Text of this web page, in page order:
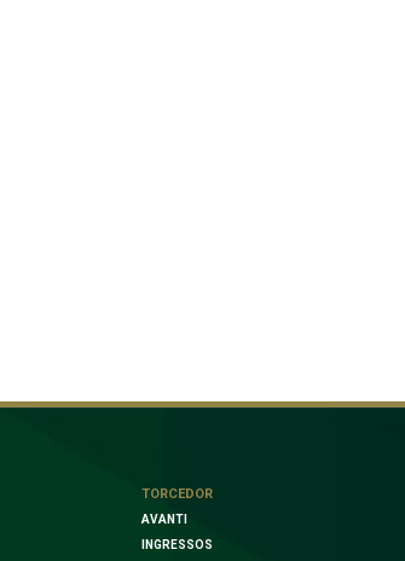
TORCEDOR
AVANTI
INGRESSOS